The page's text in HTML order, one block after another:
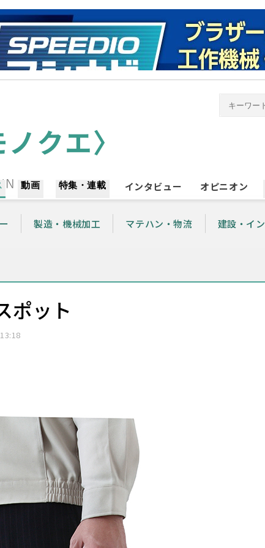
動画 特集・連載 インタビュー オピニオン
製造・機械加工 マテハン・物流 建設・イ
ポット